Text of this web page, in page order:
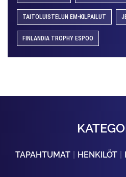
TAITOLUISTELUN EM-KILPAILUT
FINLANDIA TROPHY ESPOO
TAPAHTUMAT HENKILÖT